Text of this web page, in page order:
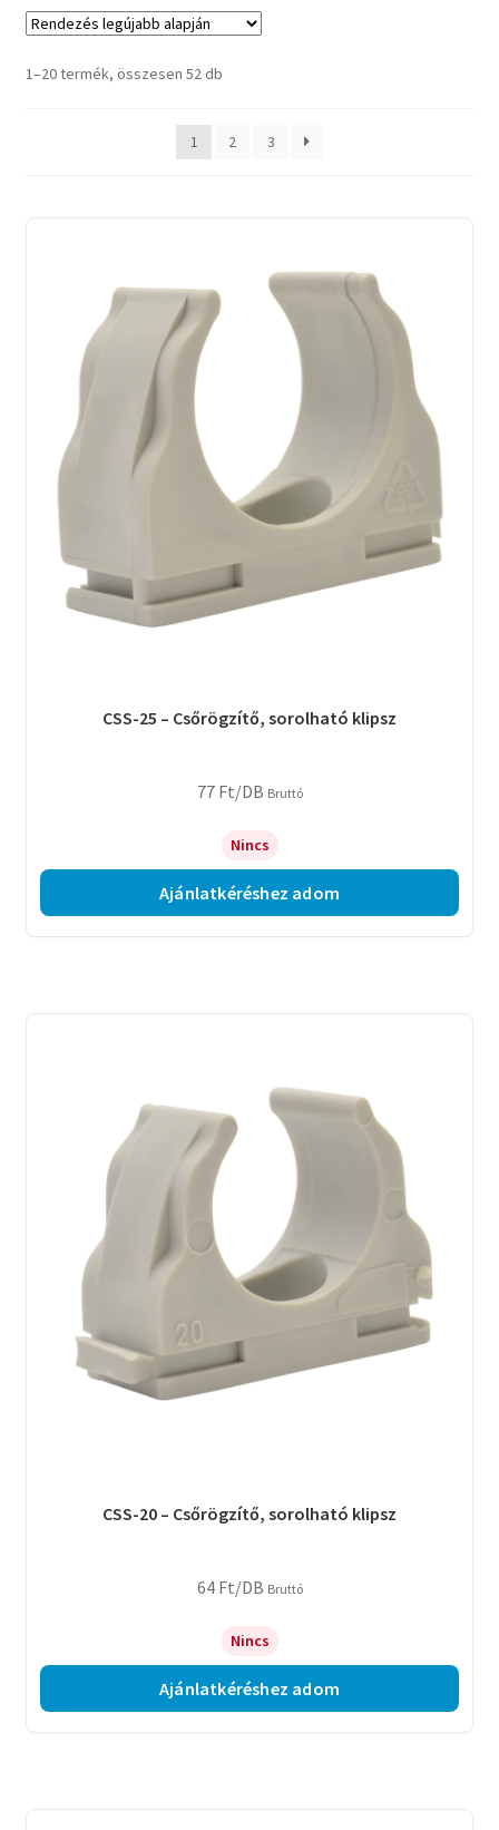
1–20 termék, összesen 52 dbSorted
1
2 3
CSS-25 – Csőrögzítő, sorolható klipsz
77 Ft/DB Bruttó
Nincs
Ajánlatkéréshez adom
CSS-20 – Csőrögzítő, sorolható klipsz
64 Ft/DB Bruttó
Nincs
Ajánlatkéréshez adom